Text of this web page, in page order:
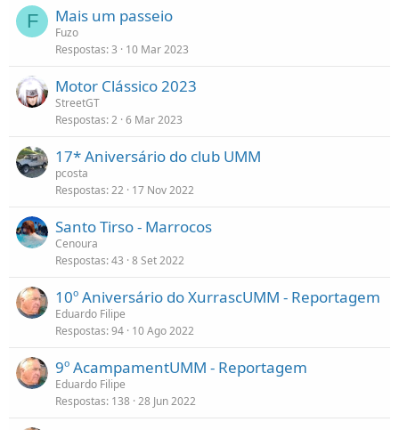
F Mais um passeio
Fuzo
Respostas 3 10 Mar 2023
Motor Clássico 2023
StreetGT
Respostas 2 6 Mar 2023
17* Aniversário do club UMM
pcosta
Respostas 22 17 Nov 2022
Santo Tirso - Marrocos
Cenoura
Respostas 43 8 Set 2022
10º Aniversário do XurrascUMM - Reportagem
Eduardo Filipe
Respostas 94 10 Ago 2022
9º AcampamentUMM - Reportagem
Eduardo Filipe
Respostas 138 28 Jun 2022